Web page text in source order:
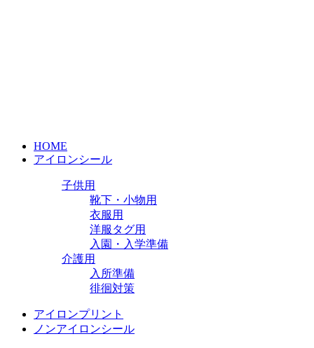
HOME
アイロンシール
子供用
靴下・小物用
衣服用
洋服タグ用
入園・入学準備
介護用
入所準備
徘徊対策
アイロンプリント
ノンアイロンシール